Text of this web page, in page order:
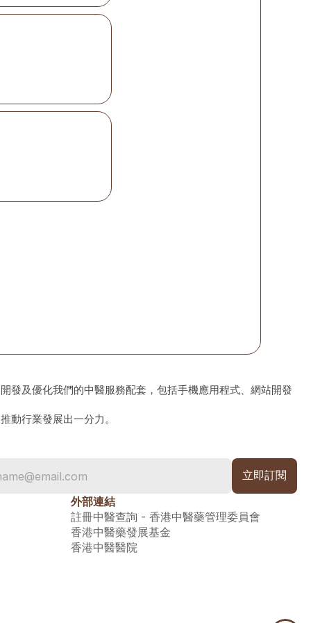
發及優化我們的中醫服務配套，包括手機應用程式、網站開發
動行業發展出一分力。
外部連結
註冊中醫查詢 - 香港中醫藥管理委員會
香港中醫藥發展基金
香港中醫醫院